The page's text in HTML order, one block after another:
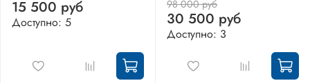
15 500 руб
Доступно: 5
98 000 руб
30 500 руб
Доступно: 3